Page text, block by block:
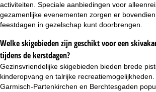
activiteiten. Speciale aanbiedingen voor
gezamenlijke evenementen zorgen er
feestdagen in gezelschap kunt doorbrengen.
Welke skigebieden zijn geschikt voor een
tijdens de kerstdagen?
Gezinsvriendelijke skigebieden bieden brede
kinderopvang en talrijke
Garmisch-Partenkirchen en Berchtesgaden